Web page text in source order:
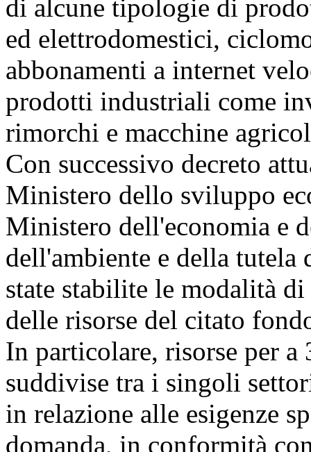
di alcune tipologie di
ed elettrodomestici,
abbonamenti a internet
prodotti industriali come
rimorchi e macchine
Con successivo decreto
Ministero dello sviluppo
Ministero dell'economia e
dell'ambiente e della tutela
state stabilite le modalità
delle risorse del citato
In particolare, risorse per
suddivise tra i singoli
in relazione alle esigenze
domanda, in conformità